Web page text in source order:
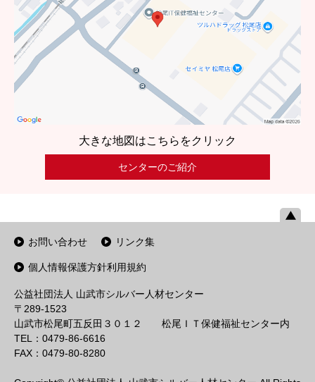
大きな地図はこちらをクリック
センターのご紹介
お問い合わせ リンク集
個人情報保護方針利用規約
公益社団法人 山武市シルバー人材センター
〒289-1523
山武市松尾町五反田３０１２ 松尾ＩＴ保健福祉センター内
TEL：0479-86-6616
FAX：0479-80-8280